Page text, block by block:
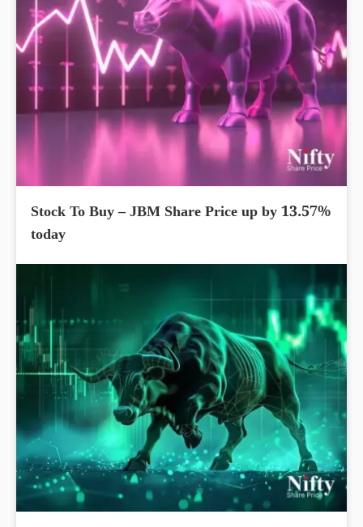
Stock To Buy – JBM Share Price up by 13.57%
today